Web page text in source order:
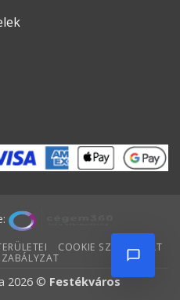
COOKIE SZABÁLYZAT
2026 © Festékváros